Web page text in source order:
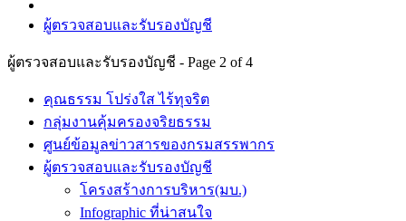
ผู้ตรวจสอบและรับรองบัญชี
ผู้ตรวจสอบและรับรองบัญชี - Page 2 of 4
คุณธรรม โปร่งใส ไร้ทุจริต
กลุ่มงานคุ้มครองจริยธรรม
ศูนย์ข้อมูลข่าวสารของกรมสรรพากร
ผู้ตรวจสอบและรับรองบัญชี
โครงสร้างการบริหาร(มบ.)
Infographic ที่น่าสนใจ